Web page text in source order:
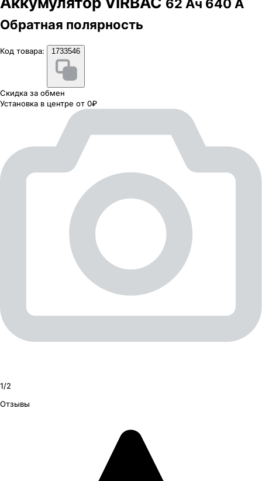
62 Ач 640 А
Обратная полярность
Код товара: 1733546
Скидка за обмен
Установка в центре от 0₽
1/2
Отзывы